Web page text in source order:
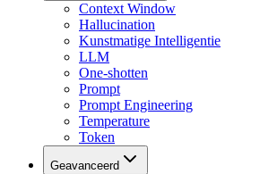
Context Window
Hallucination
Kunstmatige Intelligentie
LLM
One-shotten
Prompt
Prompt Engineering
Temperature
Token
Geavanceerd